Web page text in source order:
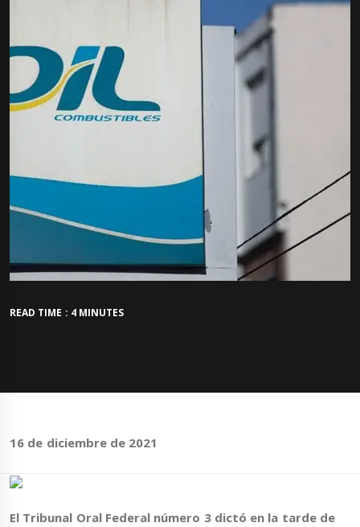
READ TIME : 4 MINUTES
16 de diciembre de 2021
El Tribunal Oral Federal número 3 dictó en la tarde de